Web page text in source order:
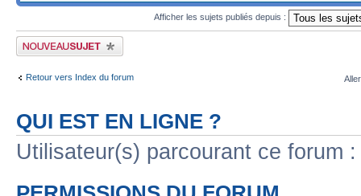
Afficher les sujets publiés depuis :
Publier un nouveau sujet
Retour vers Index du forum
QUI EST EN LIGNE ?
Utilisateur(s) parcourant ce forum